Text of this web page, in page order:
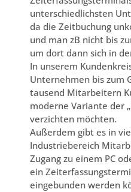
unterschiedlichsten
da die Zeitbuchung
und man zB nicht bis
um dort dann sich in
In unserem
Unternehmen bis zum
tausend Mitarbeitern
moderne Variante der
verzichten möchten.
Außerdem gibt es in
Industriebereich
Zugang zu einem PC
ein
eingebunden werden